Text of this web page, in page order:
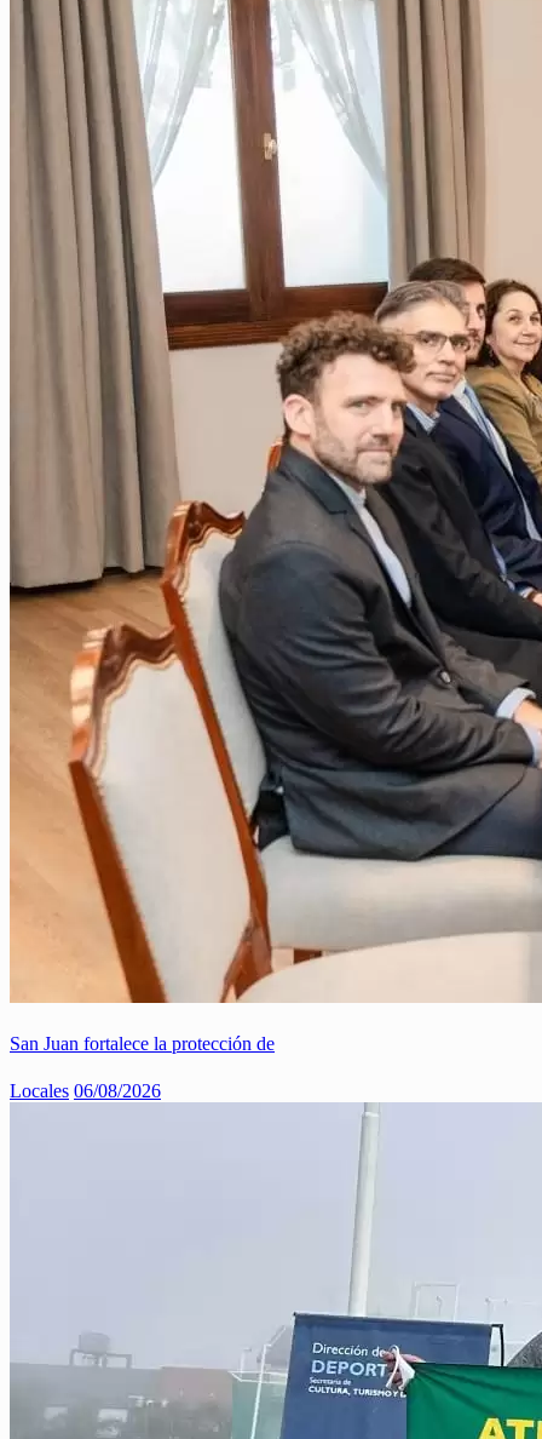
San Juan fortalece la protección de
Locales 06/08/2026